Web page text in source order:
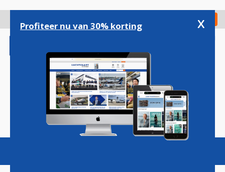
gaan
Check in
Magazine Podcasts Vacatures
Profiteer nu van 30% korting x